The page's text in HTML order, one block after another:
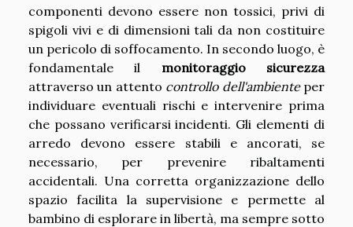
componenti devono essere non tossici, privi di
spigoli vivi e di dimensioni tali da non costituire
un pericolo di soffocamento. In secondo luogo, è
fondamentale il monitoraggio sicurezza
attraverso un attento controllo dell'ambienteper
individuare eventuali rischi e intervenire prima
che possano verificarsi incidenti. Gli elementi di
arredo devono essere stabili e ancorati, se
necessario, per prevenire ribaltamenti
accidentali. Una corretta organizzazione dello
spazio facilita la supervisione e permette al
bambino di esplorare in libertà, ma sempre sotto